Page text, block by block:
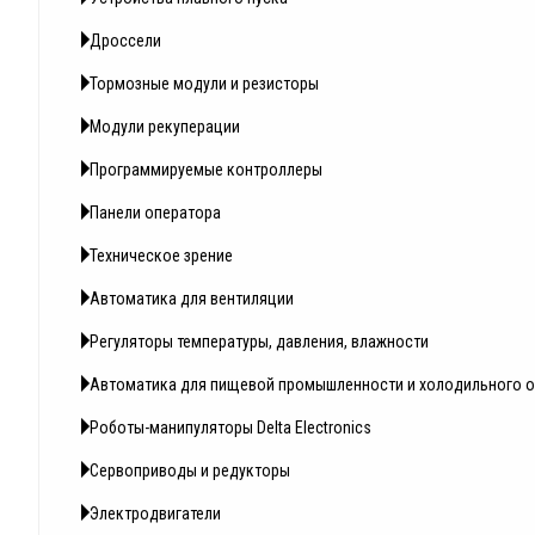
Дроссели
Тормозные модули и резисторы
Модули рекуперации
Программируемые контроллеры
Панели оператора
Техническое зрение
Автоматика для вентиляции
Регуляторы температуры, давления, влажности
Автоматика для пищевой промышленности и холодильного
Роботы-манипуляторы Delta Electronics
Сервоприводы и редукторы
Электродвигатели